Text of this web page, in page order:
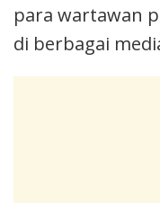
para wartawan
di berbagai